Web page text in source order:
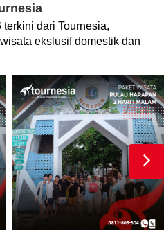
dari Tournesia,
ekslusif domestik dan